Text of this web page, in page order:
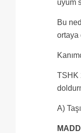
uyum
Bu
ortaya
TSHK
A)